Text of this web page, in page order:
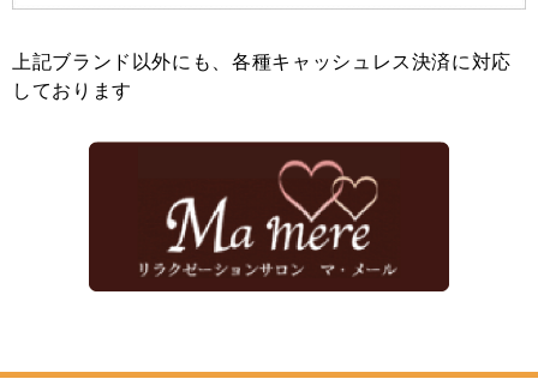
上記ブランド以外にも、各種キャッシュレス決済に対応
しております